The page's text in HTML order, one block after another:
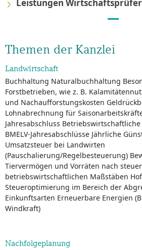
Leistungen Wirtschaftsprüfer
Themen der Kanzlei
Landwirtschaft
Buchhaltung Naturalbuchhaltung
Forstbetrieben, wie z. B.
und Nachaufforstungskosten
Lohnabrechnung für
Jahresabschluss
BMELV-Jahresabschlüsse Jährliche
Umsatzsteuer bei Landwirten
(Pauschalierung/Regelbesteuerung)
Tiervermögen und Vorräten nach
betriebswirtschaftlichen Maßstäben
Steueroptimierung im Bereich der
Einkunftsarten Erneuerbare Energien
Windkraft)
Nachfolgeplanung